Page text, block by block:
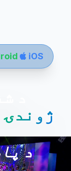
iOS
ژوندۍ
د